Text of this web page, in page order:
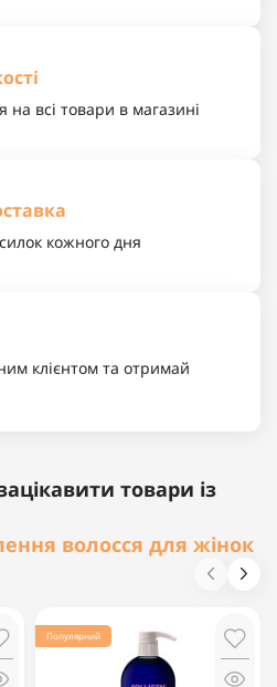
на всі товари в магазині
кожного дня
клієнтом та отримай
товари із
волосся для жінок
Популярний